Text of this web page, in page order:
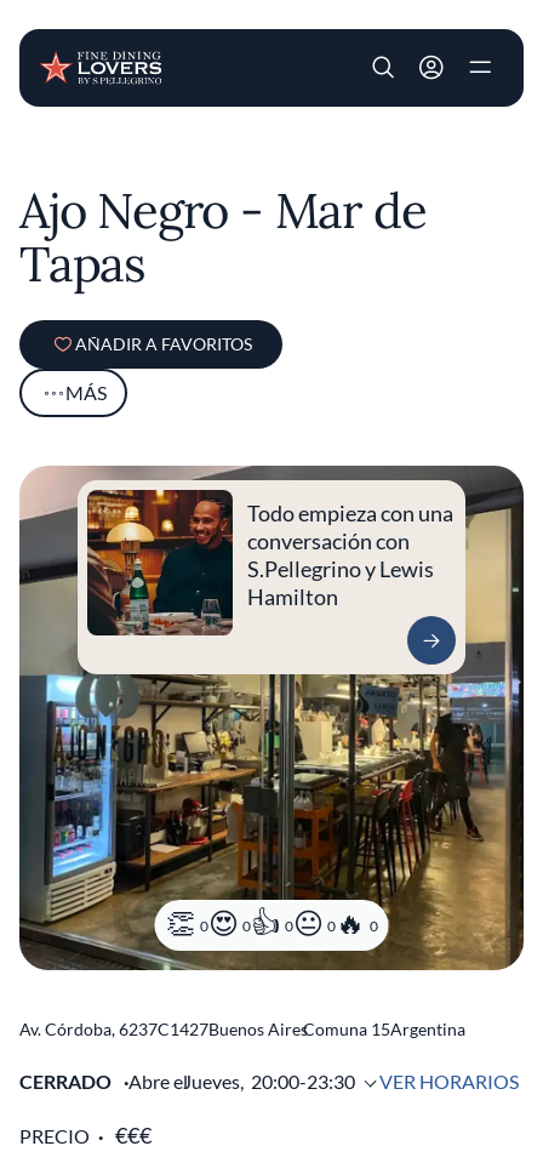
User account
Ajo Negro - Mar de
Tapas
AÑADIR A FAVORITOS
MÁS
0 0 0 0 0
Todo empieza con una
conversación con
S.Pellegrino y Lewis
Hamilton
Av. Córdoba, 6237C1427Buenos AiresComuna 15Argentina
CERRADO Abre elJueves, 20:00-23:30 VER HORARIOS
PRECIO